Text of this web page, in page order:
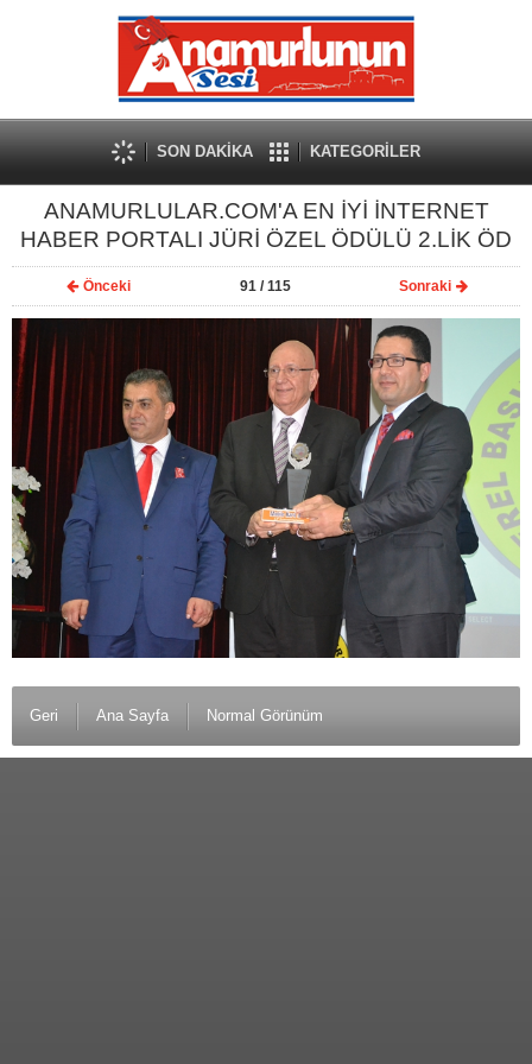
SON DAKİKA KATEGORİLER
ANAMURLULAR.COM'A EN İYİ İNTERNET
HABER PORTALI JÜRİ ÖZEL ÖDÜLÜ 2.LİK ÖD
Önceki 91 / 115 Sonraki
Geri Ana Sayfa Normal Görünüm